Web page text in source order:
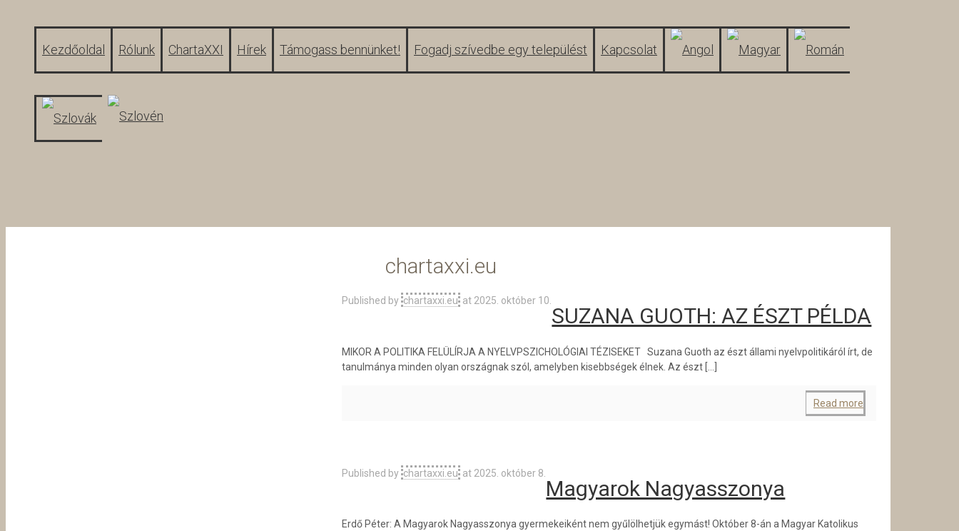
Kezdőoldal Rólunk ChartaXXI Hírek Támogass bennünket! Fogadj szívedbe egy települést Kapcsolat
chartaxxi.eu
Published by chartaxxi.eu at 2025. október 10.
SUZANA GUOTH: AZ ÉSZT PÉLDA
MIKOR A POLITIKA FELÜLÍRJA A NYELVPSZICHOLÓGIAI TÉZISEKET Suzana Guoth az észt állami nyelvpolitikáról írt, de
tanulmánya minden olyan országnak szól, amelyben kisebbségek élnek. Az észt
Read more
Published by chartaxxi.eu at 2025. október 8.
Magyarok Nagyasszonya
Erdő Péter: A Magyarok Nagyasszonya gyermekeiként nem gyűlölhetjük egymást! Október 8-án a Magyar Katolikus